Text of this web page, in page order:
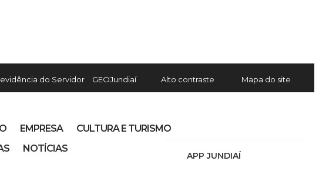
do Servidor GEOJundiaí Alto contraste Mapa do site
APP JUNDIAÍ
EMPRESA
CULTURA E TURISMO
NOTÍCIAS